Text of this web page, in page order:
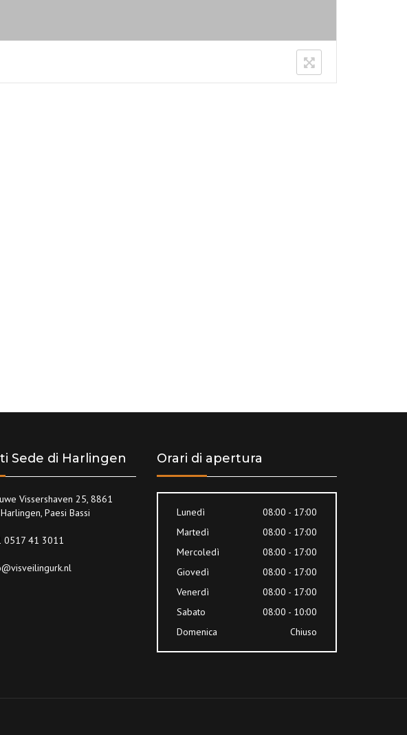
Sede di Harlingen
Vissershaven 25, 8861
Paesi Bassi
0517 41 3011
Orari di apertura
Lunedì
08:00 - 17:00
Martedì
08:00 - 17:00
Mercoledì
08:00 - 17:00
Giovedì
08:00 - 17:00
Venerdì
08:00 - 17:00
Sabato
08:00 - 10:00
Domenica
Chiuso